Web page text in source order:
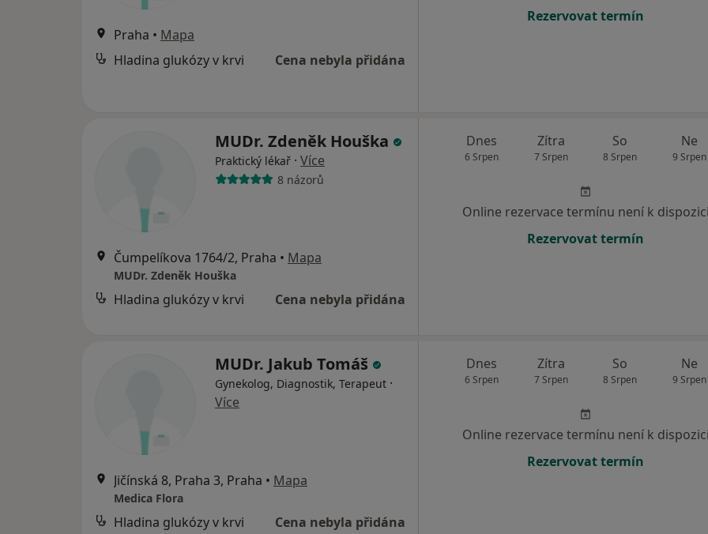
Praha • Mapa
Hladina glukózy v krvi
Cena nebyla přidána
Rezervovat termín
MUDr. Zdeněk Houška
Praktický lékař · Více
8 názorů
Čumpelíkova 1764/2, Praha • Mapa
MUDr. Zdeněk Houška
Hladina glukózy v krvi Cena nebyla přidána
Dnes
6 Srpen
Zítra
7 Srpen
So
8 Srpen
Ne
9 Srpen
Online rezervace termínu není k dispozici
Rezervovat termín
MUDr. Jakub Tomáš
Gynekolog, Diagnostik, Terapeut ·
Více
Jičínská 8, Praha 3, Praha • Mapa
Medica Flora
Hladina glukózy v krvi Cena nebyla přidána
Dnes
6 Srpen
Zítra
7 Srpen
So
8 Srpen
Ne
9 Srpen
Online rezervace termínu není k dispozici
Rezervovat termín